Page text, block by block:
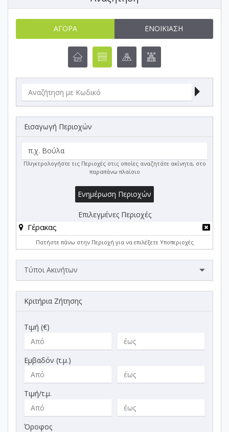
ΑΓΟΡΆ ΕΝΟΙΚΊΑΣΗ
Εισαγωγή Περιοχών
Πληκτρολογήστε τις Περιοχές στις οποίες αναζητάτε ακίνητα, στο
παραπάνω πλαίσιο
Ενημέρωση Περιοχών
Επιλεγμένες Περιοχές
Γέρακας
Πατήστε πάνω στην Περιοχή για να επιλέξετε Υποπεριοχές
Τύποι Ακινήτων
Κριτήρια Ζήτησης
Τιμή (€)
Εμβαδόν (τ.μ.)
Τιμή/τ.μ.
Όροφος